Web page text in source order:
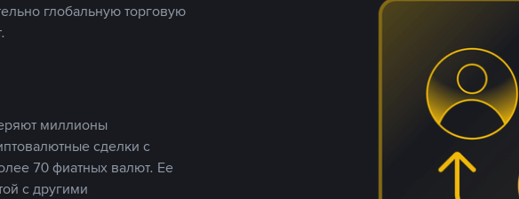
глобальную торговую
миллионы
сделки с
70 фиатных валют. Ее
с другими